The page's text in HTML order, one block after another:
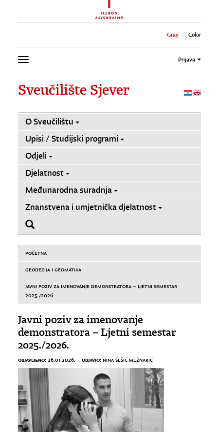
Color
Gray
Prijava
Sveučilište Sjever
O Sveučilištu
Upisi / Studijski programi
Odjeli
Djelatnost
Međunarodna suradnja
Znanstvena i umjetnička djelatnost
POČETNA
GEODEZIJA I GEOMATIKA
JAVNI POZIV ZA IMENOVANJE DEMONSTRATORA – LJETNI SEMESTAR
2025./2026.
Javni poziv za imenovanje
demonstratora – Ljetni semestar
2025./2026.
OBJAVLJENO: 26.01.2026. OBJAVIO: NINA ŠEŠIĆ MEŽNARIĆ